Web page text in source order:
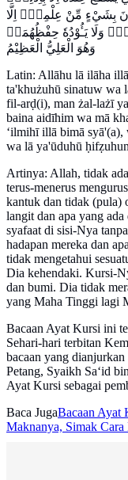
بِشَيْءٍ مِّنْ عِلْمِهٖٓ اِلَّا
وَلَا يَـُٔوْدُهٗ حِفْظُهُمَاۚ
وَهُوَ الْعَلِيُّ الْعَظِيْمُ
Latin: Allāhu lā ilāha
ta'khużuhū sinatuw wa
fil-arḍ(i), man żal-lażī
baina aidīhim wa mā
‘ilmihī illā bimā syā'(a),
wa lā ya'ūduhū
Artinya: Allah, tidak
terus-menerus
kantuk dan tidak (pula)
langit dan apa yang
syafaat di sisi-Nya
hadapan mereka dan
tidak mengetahui
Dia kehendaki. Kursi-
dan bumi. Dia tidak
yang Maha Tinggi lagi
Bacaan Ayat Kursi ini
Sehari-hari terbitan
bacaan yang
Petang, Syaikh Sa‘id
Ayat Kursi sebagai
Baca JugaBacaan Ayat
Maknanya, Simak